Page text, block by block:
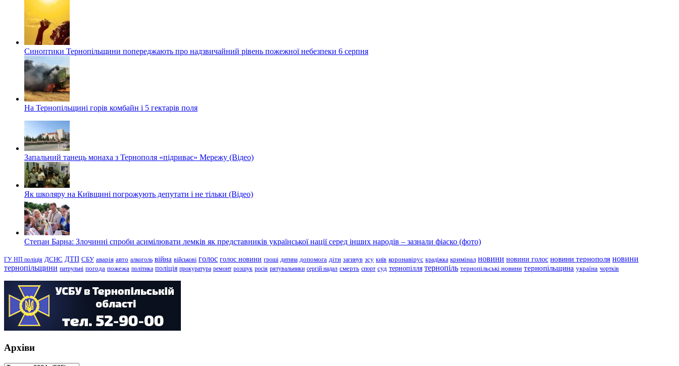
Синоптики Тернопільщини попереджають про надзвичайний рівень пожежної небезпеки 6 серпня
На Тернопільщині горів комбайн і 5 гектарів поля
Запальний танець монаха з Тернополя «підриває» Мережу (Відео)
Як школяру на Київщині погрожують депутати і не тільки (Відео)
Степан Барна: Злочинні спроби асимілювати лемків як представників української нації серед інших народів – зазнали фіаско (фото)
ГУ НП поліція ДСНС ДТП СБУ аварія авто алкоголь війна військові голос голос новини гроші дитина допомога діти загинув зсу київ коронавірус крадіжка кримінал новини новини голос новини тернополя новини
тернопільщини патрульні погода пожежа політика поліція прокуратура ремонт розшук росія рятувальники сергій надал смерть спорт суд тернопілля тернопіль тернопільські новини тернопільщина україна чортків
Архіви